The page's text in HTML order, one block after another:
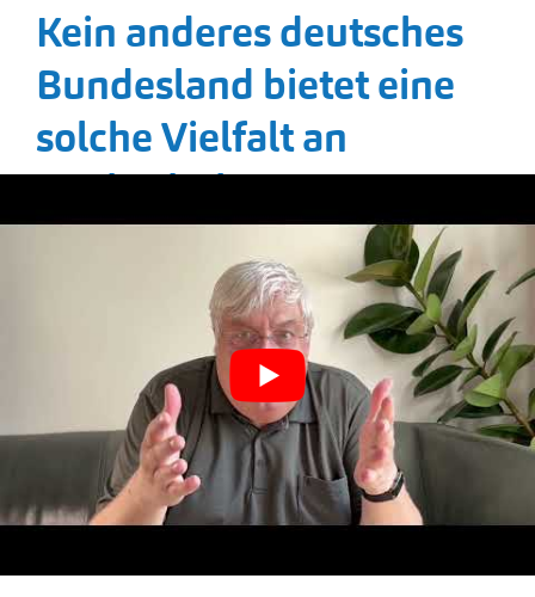
Kein anderes deutsches
Bundesland bietet eine
solche Vielfalt an
Hochschulen:
Baden-Württemberg bietet mit seiner differenzierten
Hochschullandschaft eine Fülle von
Studienmöglichkeiten.
Die Studierenden haben die Wahl zwischen
Universitäten,
Pädagogischen Hochschulen,
Kunst- und Musikhochschulen,
Hochschulen für angewandte Wissenschaften sowie